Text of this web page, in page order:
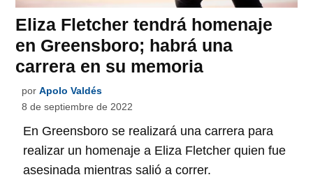
Eliza Fletcher tendrá homenaje
en Greensboro; habrá una
carrera en su memoria
por Apolo Valdés
8 de septiembre de 2022
En Greensboro se realizará una carrera para
realizar un homenaje a Eliza Fletcher quien fue
asesinada mientras salió a correr.